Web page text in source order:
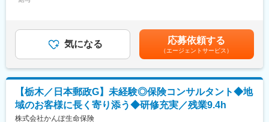
OJTや研修制度を整備し、未経験領域も段階的に習得可能な環境
です。
■就業環境
時差出勤やテレワークなど働き方改革を推進。ワークライフバラ
ンスを維持しやすい体制です。
■想定されるキャリアパス
<主な提案内容>
・投資信託、保険商品、各種預金などの販売
◎資産管理型信託や遺言信託、不動産など幅広い商品を揃えてお
り、お客様の多様なニーズにも対応可能！
■研修内容：※配属支店や、ご経験により異なります
実績に応じ賞与を支給いたします。■賞与：年2回(本人実績に応じ
て支給)※全支店平均年収：約450万円～500万円賃金はあくまでも
目安の金額であり、選考を通じて上下する可能性があります。月
給(月額)は固定手当を含めた表記です。
気になる 応募依頼する
（エージェントサービス）
【栃木／日本郵政G】未経験◎保険コンサルタント◆地
域のお客様に長く寄り添う◆研修充実／残業9.4h
株式会社かんぽ生命保険